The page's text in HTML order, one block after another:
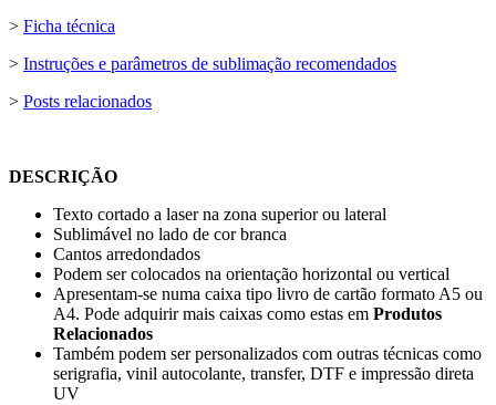
> Ficha técnica
> Instruções e parâmetros de sublimação recomendados
> Posts relacionados
DESCRIÇÃO
Texto cortado a laser na zona superior ou lateral
Sublimável no lado de cor branca
Cantos arredondados
Podem ser colocados na orientação horizontal ou vertical
Apresentam-se numa caixa tipo livro de cartão formato A5 ou
A4. Pode adquirir mais caixas como estas em Produtos
Relacionados
Também podem ser personalizados com outras técnicas como
serigrafia, vinil autocolante, transfer, DTF e impressão direta
UV